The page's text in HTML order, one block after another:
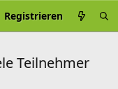
Registrieren
Teilnehmer